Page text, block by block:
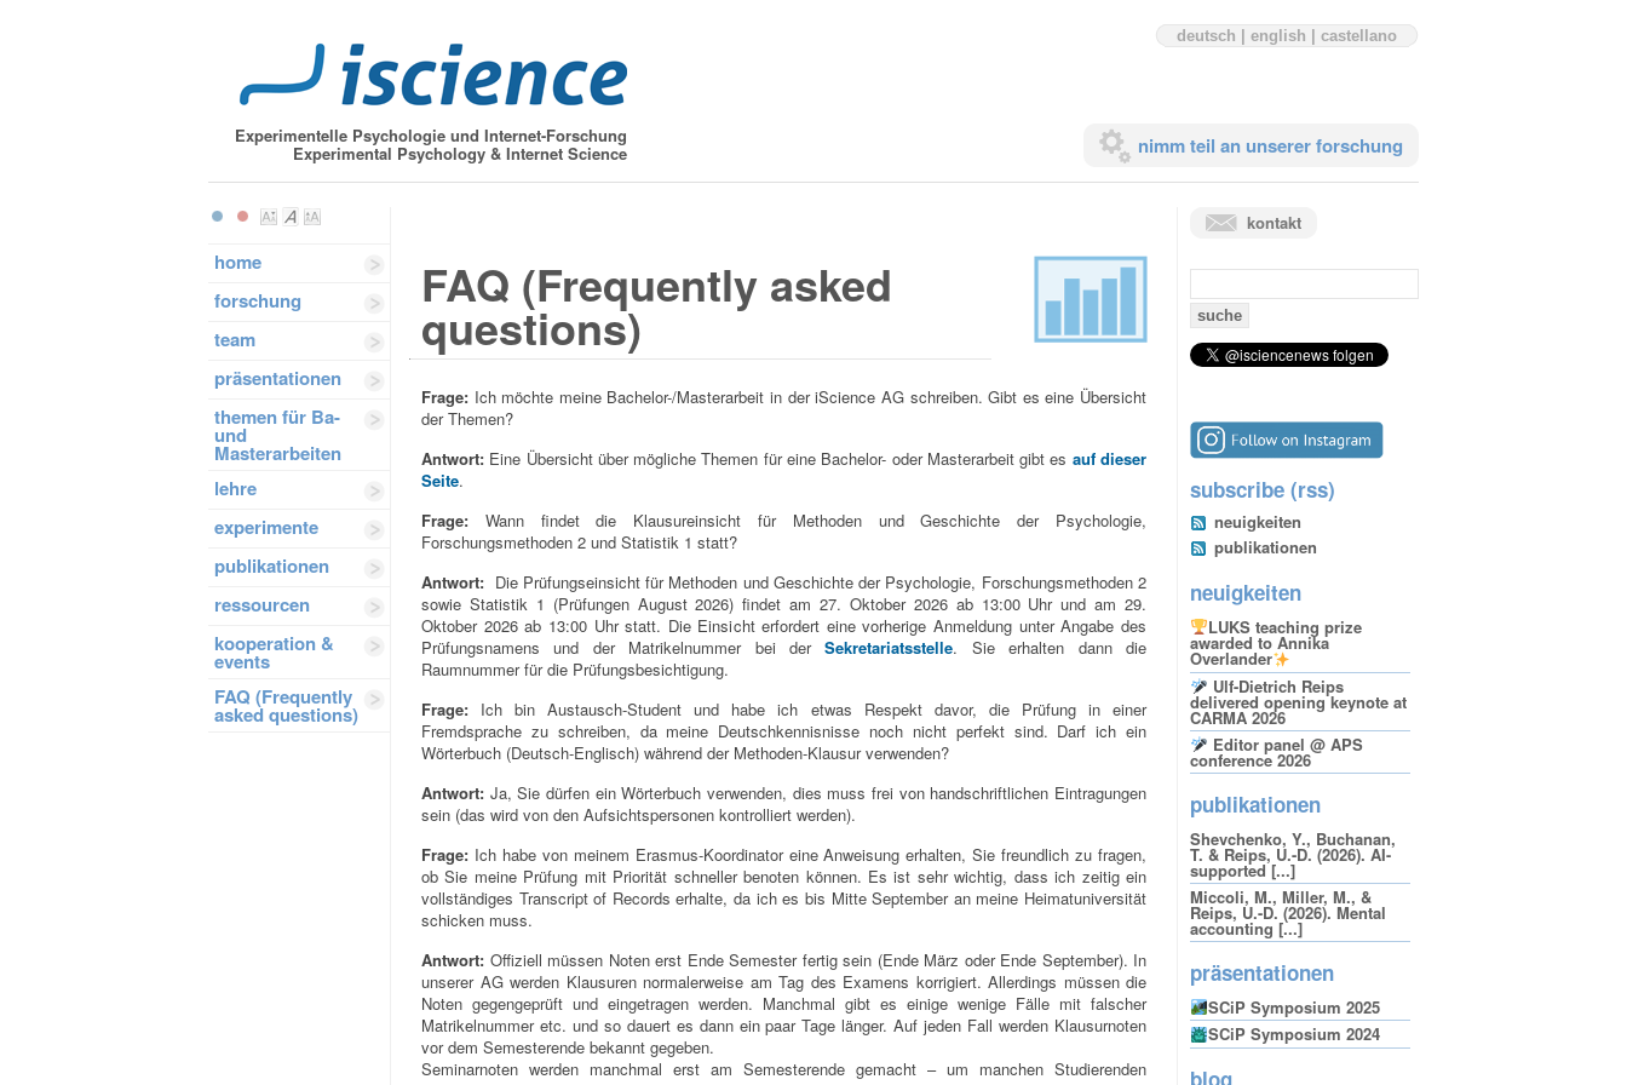
Experimentelle Psychologie und Internet-Forschung
Experimental Psychology & Internet Science
deutsch english castellano
nimm teil an unserer forschung
home
forschung
team
präsentationen
themen für Ba-
und
Masterarbeiten
lehre
experimente
publikationen
ressourcen
kooperation &
events
FAQ (Frequently
asked questions)
FAQ (Frequently asked
questions)
Frage: Ich möchte meine Bachelor-/Masterarbeit in der iScience AG schreiben. Gibt es eine Übersicht
der Themen?
Antwort: Eine Übersicht über mögliche Themen für eine Bachelor- oder Masterarbeit gibt es auf dieser
Seite.
Frage: Wann findet die Klausureinsicht für Methoden und Geschichte der Psychologie,
Forschungsmethoden 2 und Statistik 1 statt?
Antwort: Die Prüfungseinsicht für Methoden und Geschichte der Psychologie, Forschungsmethoden 2
sowie Statistik 1 (Prüfungen August 2026) findet am 27. Oktober 2026 ab 13:00 Uhr und am 29.
Oktober 2026 ab 13:00 Uhr statt. Die Einsicht erfordert eine vorherige Anmeldung unter Angabe des
Prüfungsnamens und der Matrikelnummer bei derSekretariatsstelle. Sie erhalten dann die
Raumnummer für die Prüfungsbesichtigung.
Frage: Ich bin Austausch-Student und habe ich etwas Respekt davor, die Prüfung in einer
Fremdsprache zu schreiben, da meine Deutschkennisnisse noch nicht perfekt sind. Darf ich ein
Wörterbuch (Deutsch-Englisch) während der Methoden-Klausur verwenden?
Antwort: Ja, Sie dürfen ein Wörterbuch verwenden, dies muss frei von handschriftlichen Eintragungen
sein (das wird von den Aufsichtspersonen kontrolliert werden).
Frage: Ich habe von meinem Erasmus-Koordinator eine Anweisung erhalten, Sie freundlich zu fragen,
ob Sie meine Prüfung mit Priorität schneller benoten können. Es ist sehr wichtig, dass ich zeitig ein
vollständiges Transcript of Records erhalte, da ich es bis Mitte September an meine Heimatuniversität
schicken muss.
Antwort: Offiziell müssen Noten erst Ende Semester fertig sein (Ende März oder Ende September). In
unserer AG werden Klausuren normalerweise am Tag des Examens korrigiert. Allerdings müssen die
Noten gegengeprüft und eingetragen werden. Manchmal gibt es einige wenige Fälle mit falscher
Matrikelnummer etc. und so dauert es dann ein paar Tage länger. Auf jeden Fall werden Klausurnoten
vor dem Semesterende bekannt gegeben.
Seminarnoten werden manchmal erst am Semesterende gemacht – um manchen Studierenden
kontakt
suchen
nach:
subscribe (rss)
neuigkeiten
publikationen
neuigkeiten
LUKS teaching prize
awarded to Annika
Overlander
Ulf-Dietrich Reips
delivered opening keynote at
CARMA 2026
Editor panel @ APS
conference 2026
publikationen
Shevchenko, Y., Buchanan,
T. & Reips, U.-D. (2026). AI-
supported [...]
Miccoli, M., Miller, M., &
Reips, U.-D. (2026). Mental
accounting [...]
präsentationen
SCiP Symposium 2025
SCiP Symposium 2024
blog